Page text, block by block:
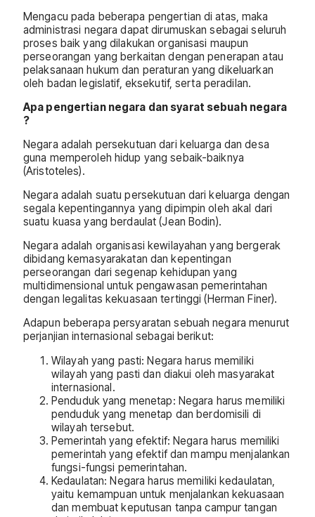
Mengacu pada beberapa pengertian di atas, maka
administrasi negara dapat dirumuskan sebagai seluruh
proses baik yang dilakukan organisasi maupun
perseorangan yang berkaitan dengan penerapan atau
pelaksanaan hukum dan peraturan yang dikeluarkan
oleh badan legislatif, eksekutif, serta peradilan.
Apa pengertian negara dan syarat sebuah negara
?
Negara adalah persekutuan dari keluarga dan desa
guna memperoleh hidup yang sebaik-baiknya
(Aristoteles).
Negara adalah suatu persekutuan dari keluarga dengan
segala kepentingannya yang dipimpin oleh akal dari
suatu kuasa yang berdaulat (Jean Bodin).
Negara adalah organisasi kewilayahan yang bergerak
dibidang kemasyarakatan dan kepentingan
perseorangan dari segenap kehidupan yang
multidimensional untuk pengawasan pemerintahan
dengan legalitas kekuasaan tertinggi (Herman Finer).
Adapun beberapa persyaratan sebuah negara menurut
perjanjian internasional sebagai berikut:
Wilayah yang pasti: Negara harus memiliki
wilayah yang pasti dan diakui oleh masyarakat
internasional.
Penduduk yang menetap: Negara harus memiliki
penduduk yang menetap dan berdomisili di
wilayah tersebut.
Pemerintah yang efektif: Negara harus memiliki
pemerintah yang efektif dan mampu menjalankan
fungsi-fungsi pemerintahan.
Kedaulatan: Negara harus memiliki kedaulatan,
yaitu kemampuan untuk menjalankan kekuasaan
dan membuat keputusan tanpa campur tangan